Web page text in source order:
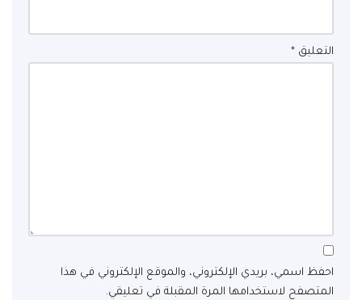
التعليق *
احفظ اسمي، بريدي الإلكتروني، والموقع الإلكتروني في هذا
المتصفح لاستخدامها المرة المقبلة في تعليقي.